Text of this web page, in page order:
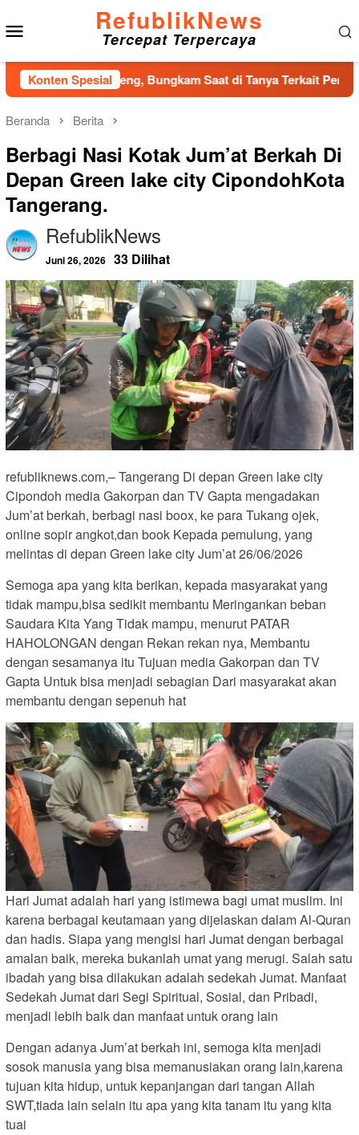
ke
konten
RefublikNews
Tercepat Terpercaya
Konten Spesial
Tapteng, Bungkam Saat di Tanya Terkait Pembahasan
Beranda Berita
Berbagi Nasi Kotak Jum’at Berkah Di
Depan Green lake city CipondohKota
Tangerang.
RefublikNews
Juni 26, 2026 33 Dilihat
refubliknews.com,– Tangerang Di depan Green lake city
Cipondoh media Gakorpan dan TV Gapta mengadakan
Jum’at berkah, berbagi nasi boox, ke para Tukang ojek,
online sopir angkot,dan book Kepada pemulung, yang
melintas di depan Green lake city Jum’at 26/06/2026
Semoga apa yang kita berikan, kepada masyarakat yang
tidak mampu,bisa sedikit membantu Meringankan beban
Saudara Kita Yang Tidak mampu, menurut PATAR
HAHOLONGAN dengan Rekan rekan nya, Membantu
dengan sesamanya itu Tujuan media Gakorpan dan TV
Gapta Untuk bisa menjadi sebagian Dari masyarakat akan
membantu dengan sepenuh hat
Hari Jumat adalah hari yang istimewa bagi umat muslim. Ini
karena berbagai keutamaan yang dijelaskan dalam Al-Quran
dan hadis. Siapa yang mengisi hari Jumat dengan berbagai
amalan baik, mereka bukanlah umat yang merugi. Salah satu
ibadah yang bisa dilakukan adalah sedekah Jumat. Manfaat
Sedekah Jumat dari Segi Spiritual, Sosial, dan Pribadi,
menjadi lebih baik dan manfaat untuk orang lain
Dengan adanya Jum’at berkah ini, semoga kita menjadi
sosok manusia yang bisa memanusiakan orang lain,karena
tujuan kita hidup, untuk kepanjangan dari tangan Allah
SWT,tiada lain selain itu apa yang kita tanam itu yang kita
tuai